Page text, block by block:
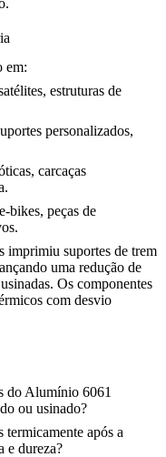
em:
estruturas de
personalizados,
carcaças
bikes, peças de
imprimiu suportes de trem
uma redução de
Os componentes
com desvio
do Alumínio 6061
ou usinado?
termicamente após a
e dureza?